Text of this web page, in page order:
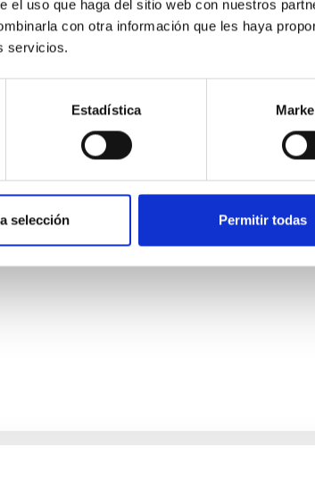
uso que haga del sitio web con nuestros
con otra información que les haya
servicios.
Estadística
selección Permitir todas
quasar QSO 2237+0305, the Einstein Cross,
uses a region far enough from the lens